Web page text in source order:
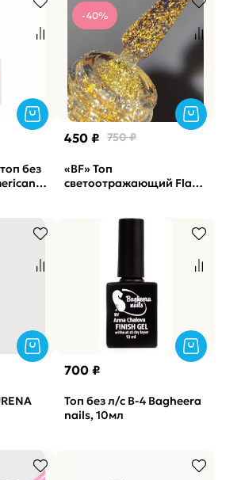
без
-40%
450 ₽ 750 ₽
«BF» Топ
светоотражающий Flash
700 ₽
Топ без л/с В-4 Bagheera
nails, 10мл